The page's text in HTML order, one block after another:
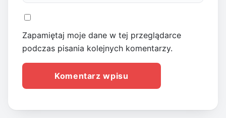
Zapamiętaj moje dane w tej przeglądarce
podczas pisania kolejnych komentarzy.